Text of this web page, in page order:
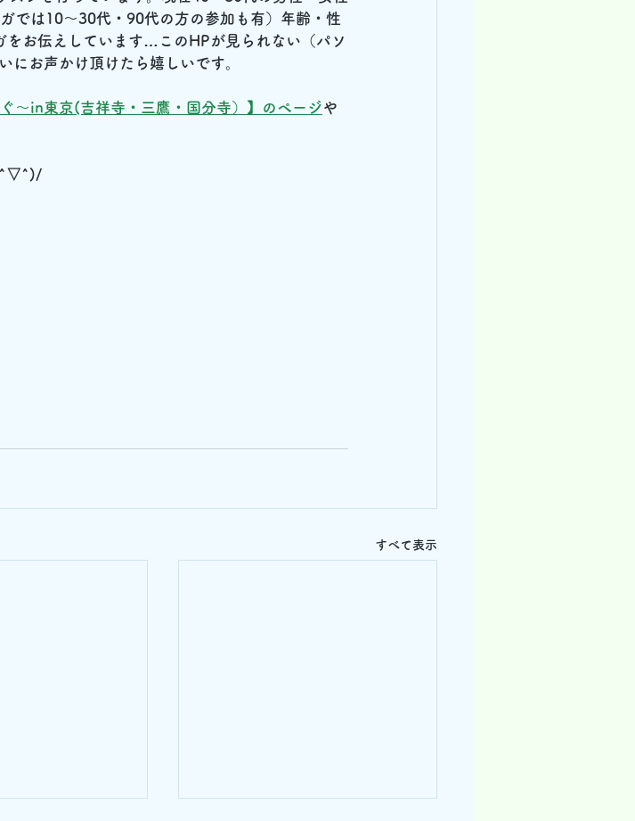
では10～30代・90代の方の参加も有）年齢・性
お伝えしています…このHPが見られない（パソ
にお声かけ頂けたら嬉しいです。
～in東京(吉祥寺・三鷹・国分寺）】のページや
(^▽^)/
すべて表示